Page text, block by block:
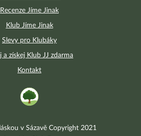
Recenze Jíme Jinak
Klub Jíme Jinak
Slevy pro Klubáky
a získej Klub JJ zdarma
Kontakt
v Sázavě Copyright 2021